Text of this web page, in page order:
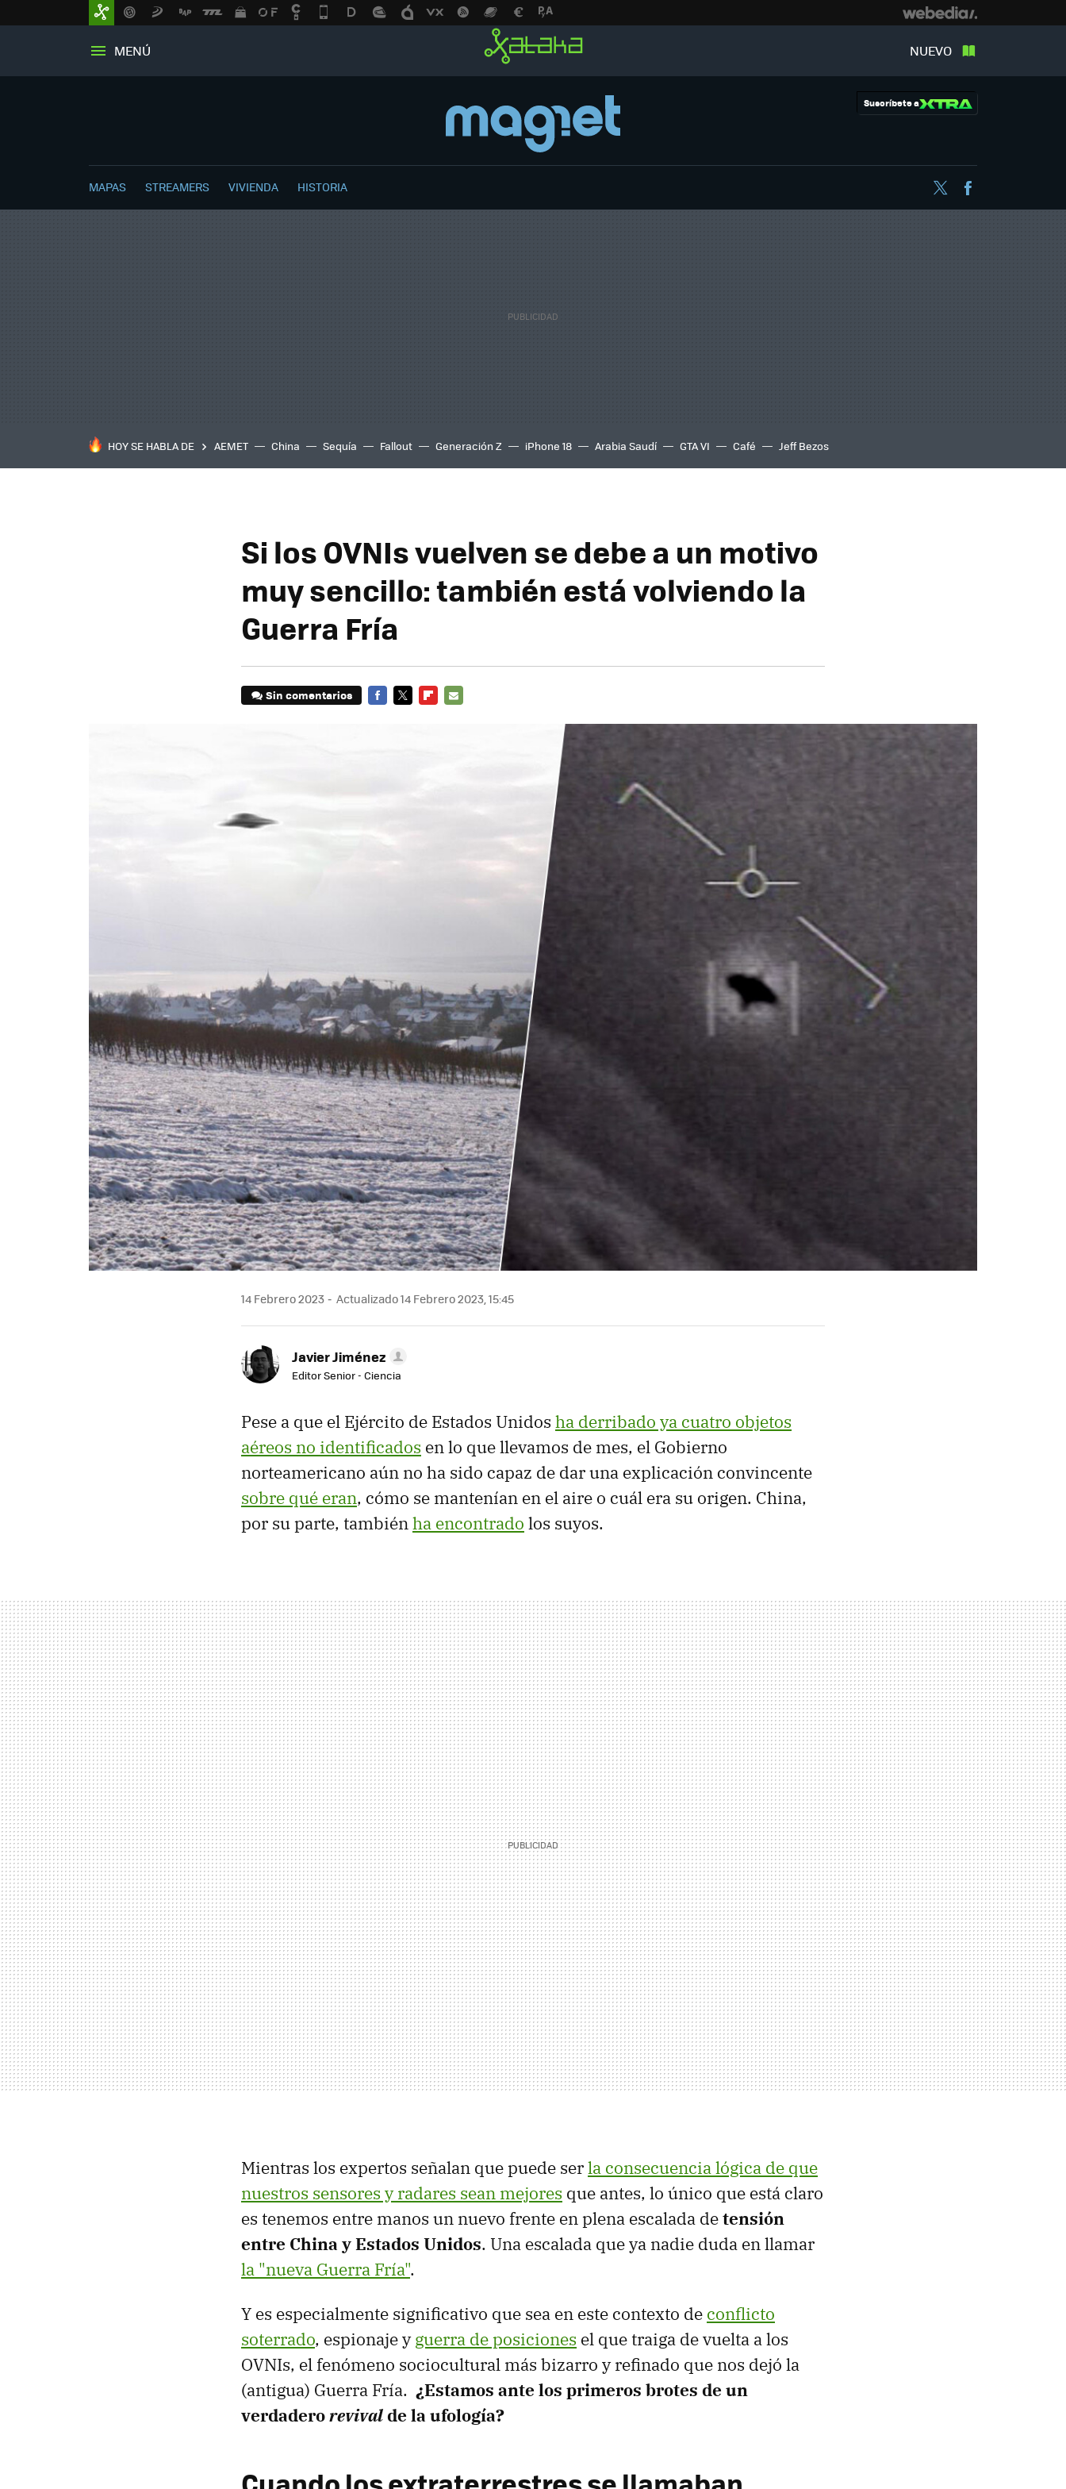
MENÚ NUEVO
Suscríbete a
MAPAS STREAMERS VIVIENDA HISTORIA Twitter
HOY SE HABLA DE AEMET China Sequía Fallout Generación Z iPhone 18 Arabia Saudí GTA VI Café Jeff Bezos
Si los OVNIs vuelven se debe a un motivo
muy sencillo: también está volviendo la
Guerra Fría
Sin comentarios
14 Febrero 2023 Actualizado 14 Febrero 2023, 15:45
Javier Jiménez
Editor Senior - Ciencia
Pese a que el Ejército de Estados Unidos ha derribado ya cuatro objetos
aéreos no identificados en lo que llevamos de mes, el Gobierno
norteamericano aún no ha sido capaz de dar una explicación convincente
sobre qué eran, cómo se mantenían en el aire o cuál era su origen. China,
por su parte, tambiénha encontrado los suyos.
Mientras los expertos señalan que puede serla consecuencia lógica de que
nuestros sensores y radares sean mejores que antes, lo único que está claro
es tenemos entre manos un nuevo frente en plena escalada detensión
entre China y Estados Unidos. Una escalada que ya nadie duda en llamar
la "nueva Guerra Fría".
Y es especialmente significativo que sea en este contexto de conflicto
soterrado, espionaje yguerra de posiciones el que traiga de vuelta a los
OVNIs, el fenómeno sociocultural más bizarro y refinado que nos dejó la
(antigua) Guerra Fría. ¿Estamos ante los primeros brotes de un
verdaderorevivalde la ufología?